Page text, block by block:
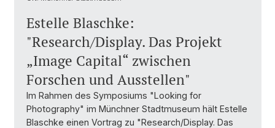
Estelle Blaschke:
"Research/Display. Das Projekt
„Image Capital“ zwischen
Forschen und Ausstellen"
Im Rahmen des Symposiums "Looking for
Photography" im Münchner Stadtmuseum hält Estelle
Blaschke einen Vortrag zu "Research/Display. Das